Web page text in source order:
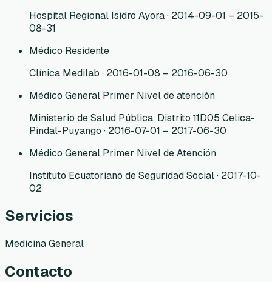
Hospital Regional Isidro Ayora · 2014-09-01 – 2015-
08-31
Médico Residente
Clínica Medilab · 2016-01-08 – 2016-06-30
Médico General Primer Nivel de atención
Ministerio de Salud Pública. Distrito 11D05 Celica-
Pindal-Puyango · 2016-07-01 – 2017-06-30
Médico General Primer Nivel de Atención
Instituto Ecuatoriano de Seguridad Social · 2017-10-
02
Servicios
Medicina General
Contacto